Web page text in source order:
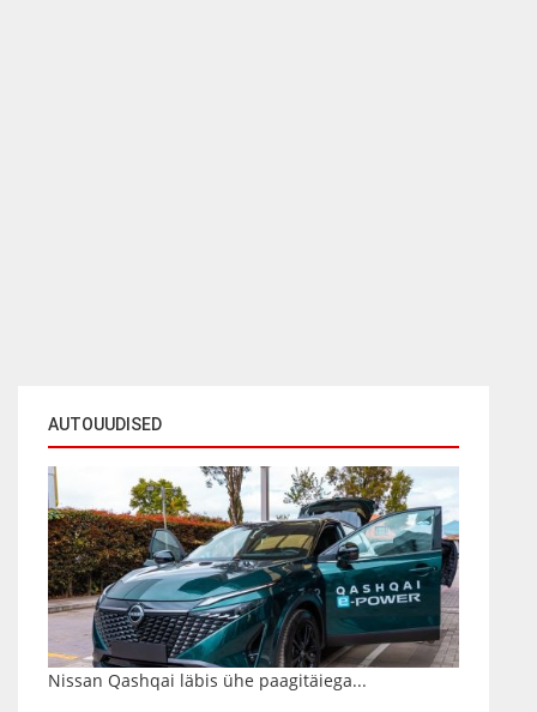
AUTOUUDISED
Nissan Qashqai läbis ühe paagitäiega...